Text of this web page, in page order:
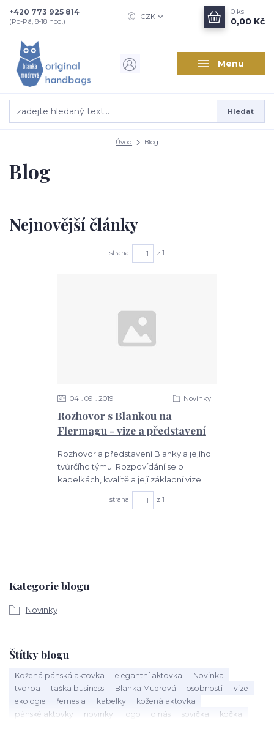
Menu
CZK
Hledat
+420 773 925 814
(Po-Pá, 8-18 hod.)
0 ks
0,00 Kč
Úvod Blog
Kategorie blogu
Novinky
Štítky blogu
Kožená pánská aktovka elegantní aktovka
Novinka
tvorba
taška business Blanka Mudrová osobnosti
vize
ekologie
řemesla kabelky
kožená aktovka
pánské aktovky
novinky logo o nás sovička
kočka
Blog
Nejnovější články
strana z 1
Rozhovor s Blankou na
Flermagu - vize a představení
04 09 2019 Novinky
Rozhovor a představení Blanky a jejího
tvůrčího týmu. Rozpovídání se o
kabelkách, kvalitě a její základní vize.
strana z 1